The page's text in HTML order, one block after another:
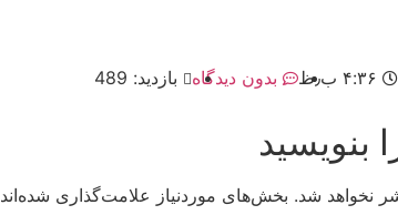
۴:۳۶ ب٫ظ بدون دیدگاه بازدید: 489
بنویسید
نخواهد شد. بخش‌های موردنیاز علامت‌گذاری شده‌اند